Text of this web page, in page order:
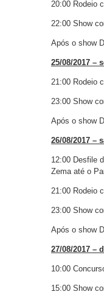
20:00 Rodeio
22:00 Show
Após o show
25/08/2017 –
21:00 Rodeio
23:00 Show
Após o show
26/08/2017 –
12:00 Desfile
Zema até o
21:00 Rodeio
23:00 Show
Após o show
27/08/2017 –
10:00
15:00 Show